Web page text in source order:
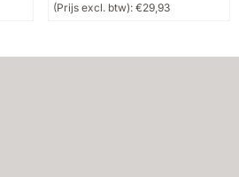
(Prijs excl. btw): €29,93